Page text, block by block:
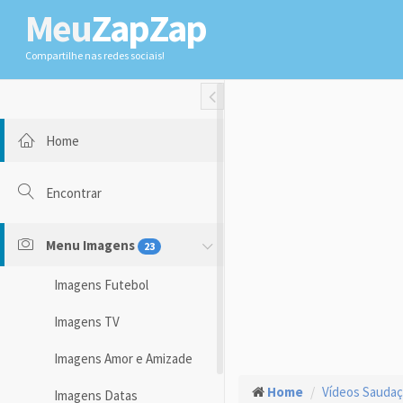
MeuZapZap
Compartilhe nas redes sociais!
Toggle Fullwidth
Home
Encontrar
Menu Imagens 23
Imagens Futebol
Imagens TV
Imagens Amor e Amizade
Imagens Datas Home Vídeos